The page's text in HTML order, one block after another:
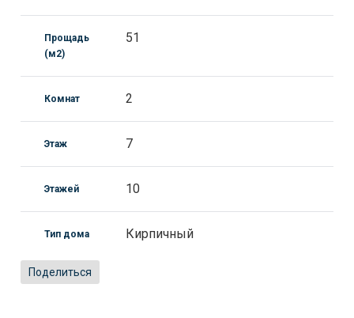
Прощадь
(м2)
51
Комнат 2
Этаж 7
Этажей 10
Тип дома Кирпичный
Поделиться